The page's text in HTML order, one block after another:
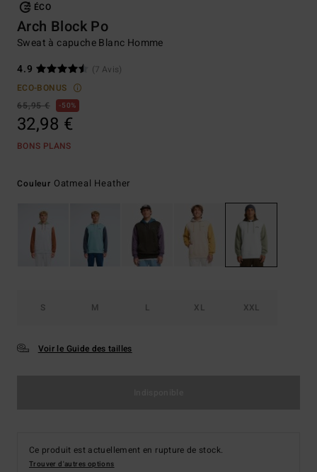
ÉCO
Arch Block Po
Sweat à capuche Blanc Homme
4.9
(7 Avis)
ECO-BONUS
65,95 €
50%
32,98 €
BONS PLANS
Couleur Oatmeal Heather
S M L XL XXL
Voir le Guide des tailles
Ce produit est actuellement en rupture de stock.
Trouver d'autres options